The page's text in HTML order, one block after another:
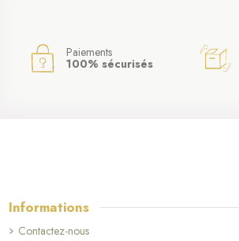
Paiements
100% sécurisés
Informations
Contactez-nous